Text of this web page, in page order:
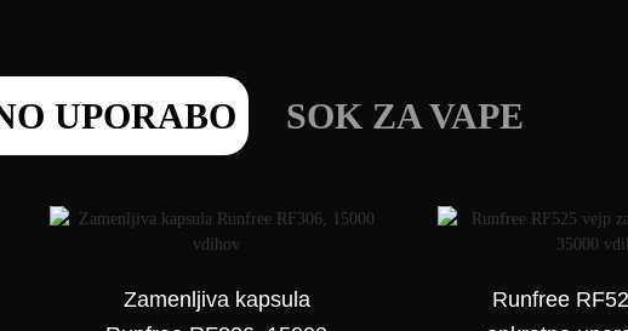
UPORABO SOK ZA VAPE
Zamenljiva kapsula
Runfree